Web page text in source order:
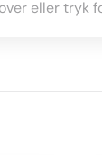
eller tryk